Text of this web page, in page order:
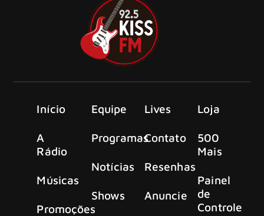
Início
A
Rádio
Músicas
Promoções
Equipe
Programas
Notícias
Shows
Lives
Contato
Resenhas
Anuncie
Loja
500
Mais
Painel
de
Controle